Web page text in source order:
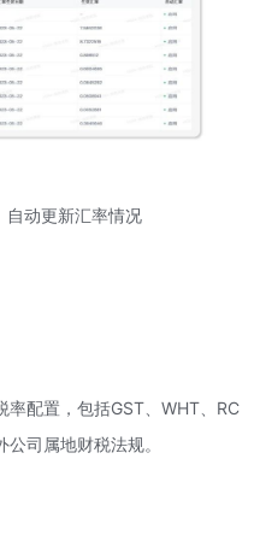
自动更新汇率情况
配置，包括GST、WHT、RC
司属地财税法规。